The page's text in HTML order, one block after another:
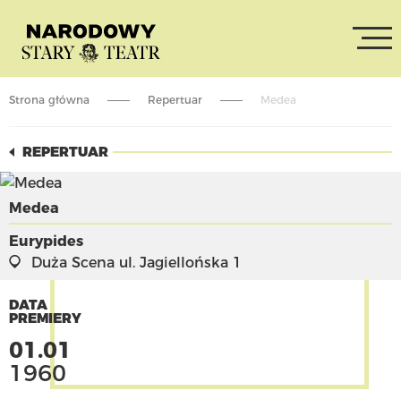
Strona główna Repertuar Medea
REPERTUAR
Medea
Eurypides
Duża Scena ul. Jagiellońska 1
DATA
PREMIERY
01.01
1960